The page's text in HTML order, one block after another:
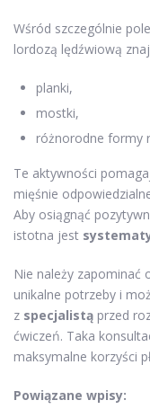
Wśród szczególnie
lordozą lędźwiową
planki,
mostki,
różnorodne formy
Te aktywności
mięśnie
Aby osiągnąć
istotna jest
Nie należy zapominać
unikalne potrzeby i
z specjalistą przed
ćwiczeń. Taka
maksymalne korzyści
Powiązane wpisy: